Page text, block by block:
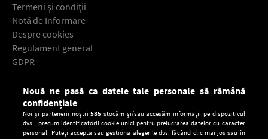
Termeni şi condiţii
Notă de Informare
Despre cookies
Regulament general
GDPR
Descarcă gratuit aplicaţia Europa FM pentru smartphone:
Nouă ne pasă ca datele tale personale să rămână
confidențiale
Noi și partenerii noștri585 stocăm și/sau accesăm informații pe dispozitivul
dvs., precum identificatorii cookie unici pentru prelucrarea datelor cu caracter
personal. Puteți accepta sau gestiona alegerile dvs. făcând clic mai jos sau în